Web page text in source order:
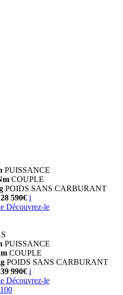
PUISSANCE
COUPLE
POIDS SANS CARBURANT
590€ i
Découvrez-le
PUISSANCE
COUPLE
POIDS SANS CARBURANT
990€ i
Découvrez-le